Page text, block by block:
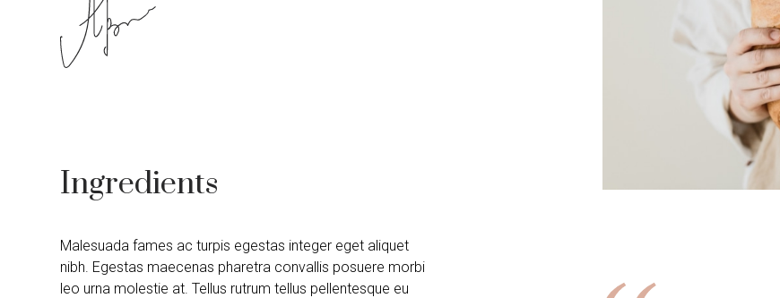
Ingredients
Malesuada fames ac turpis egestas integer eget aliquet
nibh. Egestas maecenas pharetra convallis posuere morbi
leo urna molestie at. Tellus rutrum tellus pellentesque eu